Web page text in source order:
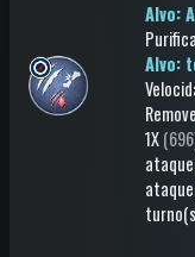
Alvo:
Alvo:
1X